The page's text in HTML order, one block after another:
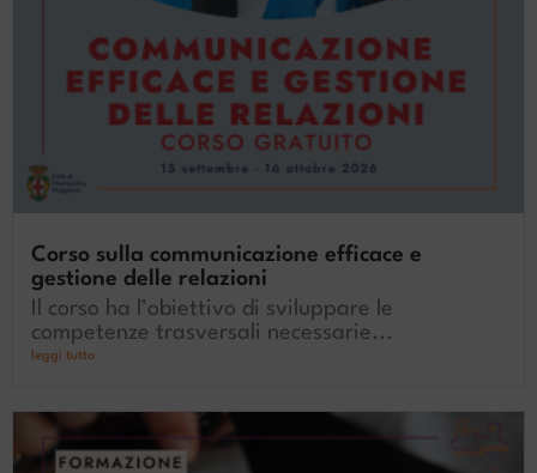
Corso sulla communicazione efficace e
gestione delle relazioni
Il corso ha l’obiettivo di sviluppare le
competenze trasversali necessarie...
leggi tutto